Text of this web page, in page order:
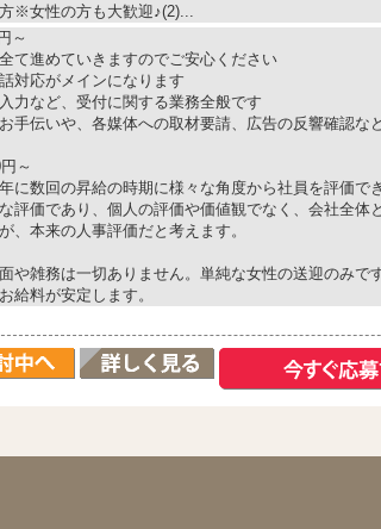
※女性の方も大歓迎♪(2)...
～
て進めていきますのでご安心ください
対応がメインになります
力など、受付に関する業務全般です
手伝いや、各媒体への取材要請、広告の反響確認な
～
に数回の昇給の時期に様々な角度から社員を評価で
評価であり、個人の評価や価値観でなく、会社全体
、本来の人事評価だと考えます。
や雑務は一切ありません。単純な女性の送迎のみで
給料が安定します。